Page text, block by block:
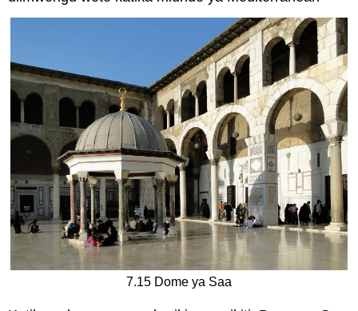
7.15 Dome ya Saa